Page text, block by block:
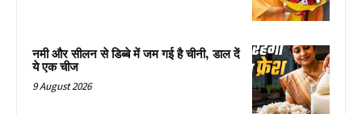
नमी और सीलन से डिब्बे में जम गई है चीनी, डाल दें
ये एक चीज
9 August 2026